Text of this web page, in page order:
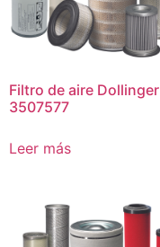
Filtro de aire Dollinger
3507577
Leer más